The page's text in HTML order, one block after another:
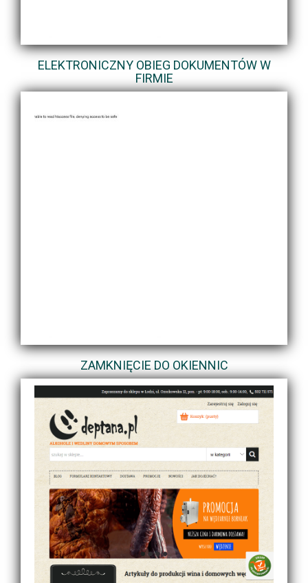
ELEKTRONICZNY OBIEG DOKUMENTÓW W
FIRMIE
ZAMKNIĘCIE DO OKIENNIC